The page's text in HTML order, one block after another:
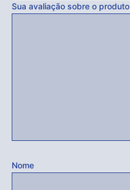
Sua avaliação sobre o produto
Nome